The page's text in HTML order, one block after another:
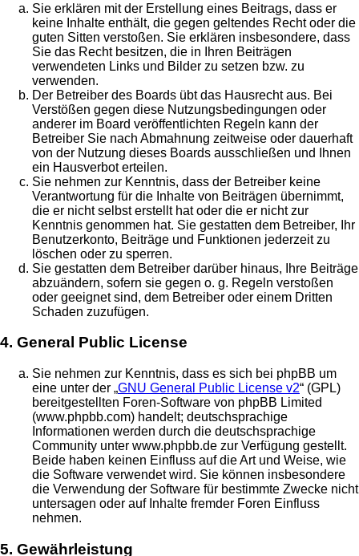
Sie erklären mit der Erstellung eines Beitrags, dass er
keine Inhalte enthält, die gegen geltendes Recht oder die
guten Sitten verstoßen. Sie erklären insbesondere, dass
Sie das Recht besitzen, die in Ihren Beiträgen
verwendeten Links und Bilder zu setzen bzw. zu
verwenden.
Der Betreiber des Boards übt das Hausrecht aus. Bei
Verstößen gegen diese Nutzungsbedingungen oder
anderer im Board veröffentlichten Regeln kann der
Betreiber Sie nach Abmahnung zeitweise oder dauerhaft
von der Nutzung dieses Boards ausschließen und Ihnen
ein Hausverbot erteilen.
Sie nehmen zur Kenntnis, dass der Betreiber keine
Verantwortung für die Inhalte von Beiträgen übernimmt,
die er nicht selbst erstellt hat oder die er nicht zur
Kenntnis genommen hat. Sie gestatten dem Betreiber, Ihr
Benutzerkonto, Beiträge und Funktionen jederzeit zu
löschen oder zu sperren.
Sie gestatten dem Betreiber darüber hinaus, Ihre Beiträge
abzuändern, sofern sie gegen o. g. Regeln verstoßen
oder geeignet sind, dem Betreiber oder einem Dritten
Schaden zuzufügen.
4. General Public License
Sie nehmen zur Kenntnis, dass es sich bei phpBB um
eine unter der „GNU General Public License v2“ (GPL)
bereitgestellten Foren-Software von phpBB Limited
(www.phpbb.com) handelt; deutschsprachige
Informationen werden durch die deutschsprachige
Community unter www.phpbb.de zur Verfügung gestellt.
Beide haben keinen Einfluss auf die Art und Weise, wie
die Software verwendet wird. Sie können insbesondere
die Verwendung der Software für bestimmte Zwecke nicht
untersagen oder auf Inhalte fremder Foren Einfluss
nehmen.
5. Gewährleistung